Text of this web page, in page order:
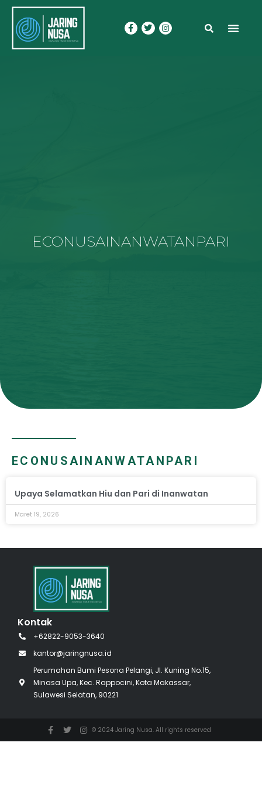
ECONUSAINANWATAN PARI
ECONUSAINANWATAN PARI
Upaya Selamatkan Hiu dan Pari di Inanwatan
Maret 19, 2026
Kontak
+62822-9053-3640
kantor@jaringnusa.id
Perumahan Bumi Pesona Pelangi, Jl. Kuning No.15,
Minasa Upa, Kec. Rappocini, Kota Makassar,
Sulawesi Selatan, 90221
© 2024 Jaring Nusa. All rights reserved